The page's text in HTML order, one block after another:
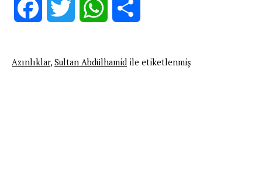
azınlıkların
araçsallaştırılması
Facebook Twitter WhatsApp
Azınlıklar, Sultan Abdülhamid ile etiketlenmiş